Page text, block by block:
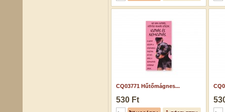
CQ03771 Hűtőmágnes...
530 Ft